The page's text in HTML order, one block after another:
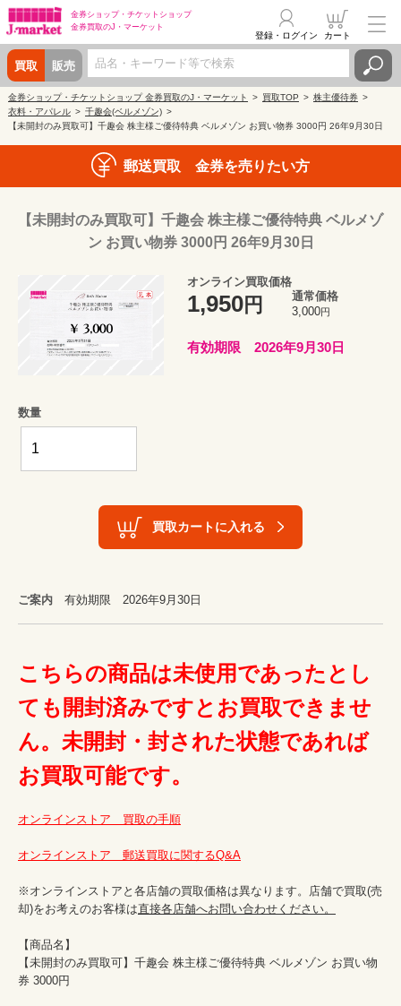
金券ショップ・ チケットショップ
金券買取のJ・マーケット
買取 販売
登録・ログイン カート
金券ショップ・チケットショップ 金券買取のJ・マーケット 買取TOP
株主優待券
衣料・アパレル
千趣会(ベルメゾン)
【未開封のみ買取可】千趣会 株主様ご優待特典 ベルメゾン お買い物券 3000円 26年9月30日
郵送買取 金券を売りたい方
【未開封のみ買取可】千趣会 株主様ご優待特典 ベルメゾ
ン お買い物券 3000円 26年9月30日
オンライン買取価格
1,950円
通常価格
3,000円
有効期限 2026年9月30日
数量
買取カートに入れる
ご案内 有効期限 2026年9月30日
こちらの商品は未使用であったとし
ても開封済みですとお買取できませ
ん。未開封・封された状態であれば
お買取可能です。
オンラインストア　買取の手順
オンラインストア　郵送買取に関するQ&A
※オンラインストアと各店舗の買取価格は異なります。店舗で買取(売
却)をお考えのお客様は直接各店舗へお問い合わせください。
【商品名】
【未開封のみ買取可】千趣会 株主様ご優待特典 ベルメゾン お買い物
券 3000円